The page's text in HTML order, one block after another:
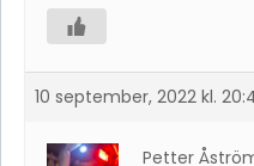
10 september, 2022 kl.
Petter